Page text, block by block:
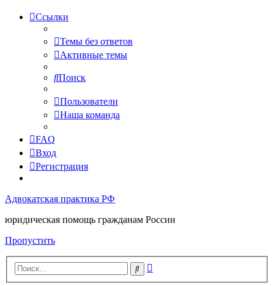
Ссылки
Темы без ответов
Активные темы
Поиск
Пользователи
Наша команда
FAQ
Вход
Регистрация
Адвокатская практика РФ
юридическая помощь гражданам России
Пропустить
Поиск